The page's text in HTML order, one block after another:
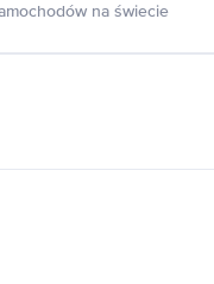
na świecie